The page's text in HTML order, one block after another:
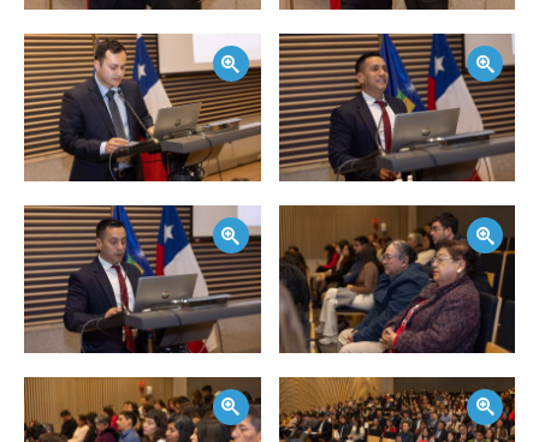
Zoom Zoom
Zoom
Zoom Zoom